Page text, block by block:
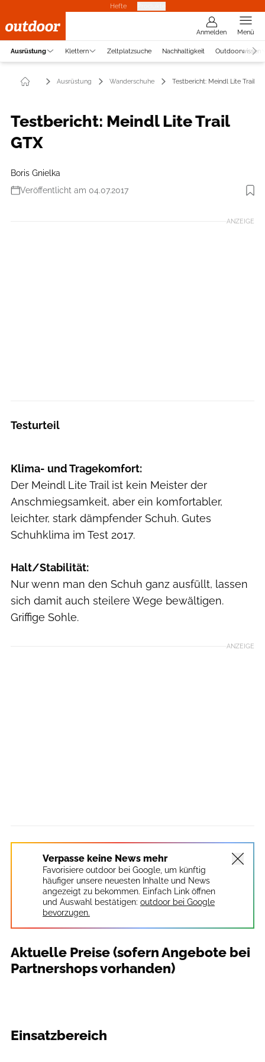
Hefte
Anmelden Menü
Ausrüstung Klettern Zeltplatzsuche Nachhaltigkeit Outdoorwissen
Ausrüstung Wanderschuhe Testbericht: Meindl Lite Trail
Testbericht: Meindl Lite Trail
GTX
Boris Gnielka
Veröffentlicht am 04.07.2017
Foto: Benjamin Hahn
ANZEIGE
Testurteil
Klima- und Tragekomfort:
Der Meindl Lite Trail ist kein Meister der
Anschmiegsamkeit, aber ein komfortabler,
leichter, stark dämpfender Schuh. Gutes
Schuhklima im Test 2017.
Halt/Stabilität:
Nur wenn man den Schuh ganz ausfüllt, lassen
sich damit auch steilere Wege bewältigen.
Griffige Sohle.
ANZEIGE
Verpasse keine News mehr
Favorisiere outdoor bei Google, um künftig
häufiger unsere neuesten Inhalte und News
angezeigt zu bekommen. Einfach Link öffnen
und Auswahl bestätigen: outdoor bei Google
bevorzugen.
Aktuelle Preise (sofern Angebote bei
Partnershops vorhanden)
Einsatzbereich